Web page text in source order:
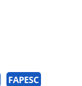
FAPESC